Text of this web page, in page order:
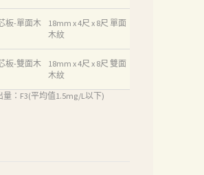
板-單面木
18mm x 4尺 x 8尺 單面
木紋
板-雙面木
18mm x 4尺 x 8尺 雙面
木紋
量：F3(平均值1.5mg/L以下)